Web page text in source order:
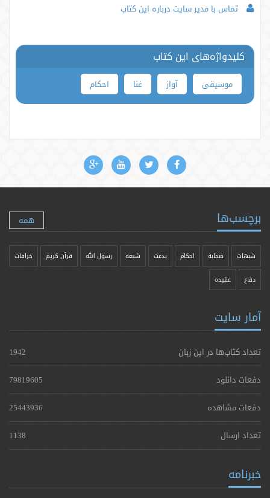
تماس با مدیر سایت درباره این کتاب
کلیدواژه‌های این کتاب
موسیقی آواز غنا احکام
برچسب‌ها همه
شبهات صحابه احکام بدعت شیعه رسول الله قرآن کریم خرافات
دفاع عقیده
آمار سایت
تعداد کتاب‌ها در این زبان
1942
دفعات دانلود
79819605
دفعات مشاهده
25443936
تعداد ارسال
1138
خبرنامه